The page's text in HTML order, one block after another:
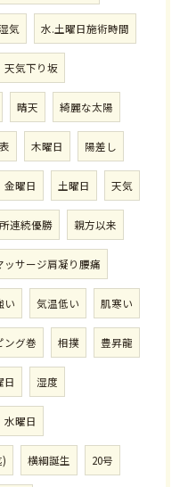
気 水.土曜日施術時間
天気下り坂
晴天 綺麗な太陽
木曜日 陽差し
金曜日 土曜日 天気
連続優勝 親方以来
ッサージ肩凝り腰痛
い 気温低い 肌寒い
ング巻 相撲 豊昇龍
日 湿度
水曜日
) 横綱誕生 20号